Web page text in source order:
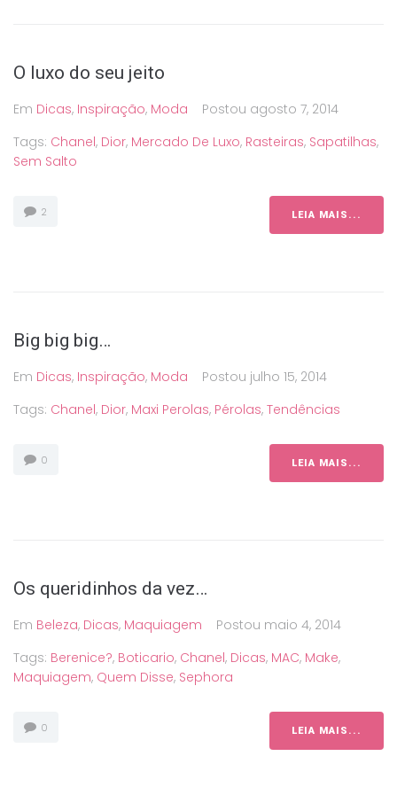
O luxo do seu jeito
Em Dicas, Inspiração, Moda Postou agosto 7, 2014
Tags: Chanel, Dior, Mercado De Luxo, Rasteiras, Sapatilhas,
Sem Salto
2 LEIA MAIS...
Big big big…
Em Dicas, Inspiração, Moda Postou julho 15, 2014
Tags: Chanel, Dior, Maxi Perolas, Pérolas, Tendências
0 LEIA MAIS...
Os queridinhos da vez…
Em Beleza, Dicas, Maquiagem Postou maio 4, 2014
Tags: Berenice?, Boticario, Chanel, Dicas, MAC, Make,
Maquiagem, Quem Disse, Sephora
0 LEIA MAIS...